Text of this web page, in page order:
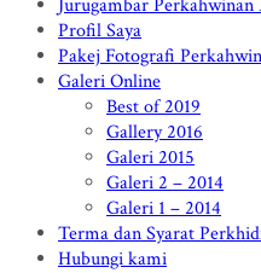
Jurugambar Perkahwinan
Profil Saya
Pakej Fotografi
Galeri Online
Best of 2019
Gallery 2016
Galeri 2015
Galeri 2 – 2014
Galeri 1 – 2014
Terma dan Syarat
Hubungi kami